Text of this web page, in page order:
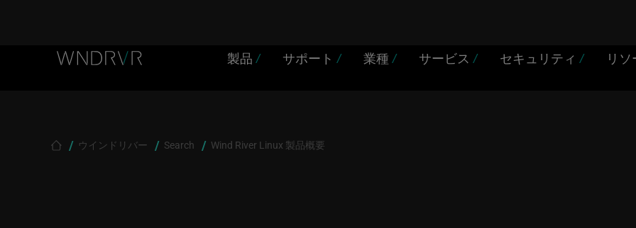
Skip to main content
Header Menu JP 製品/ サポート/ 業種/ サービス/ セキュリティ/ リ
Breadcrumb
ウインドリバー Search Wind River Linux 製品概要